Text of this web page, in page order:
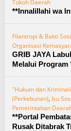
Tokoh Daerah
**Innalillahi wa
Filantropi & Bakti
Organisasi
GRIB JAYA
Melalui Program
"Hukum dan
(Perkebunan), Isu
Pemerintahan
**Portal
Rusak Ditabrak